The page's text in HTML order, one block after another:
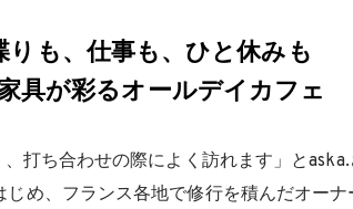
りも、仕事も、ひと休みも
具が彩るオールデイカフェ
、打ち合わせの際によく訪れます」と
め、フランス各地で修行を積んだオー